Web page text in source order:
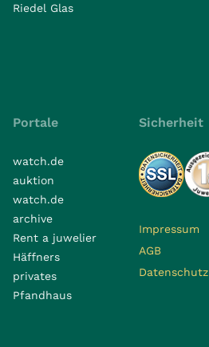
Riedel Glas
Portale
watch.de
auktion
watch.de
archive
Rent a juwelier
Häffners
privates
Pfandhaus
Sicherheit
Impressum
AGB
Datenschutz